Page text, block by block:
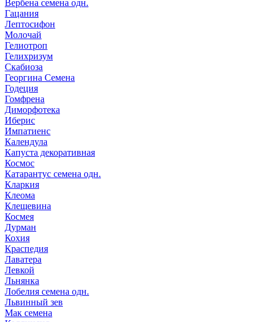
Вербена семена одн.
Гацания
Лептосифон
Молочай
Гелиотроп
Гелихризум
Скабиоза
Георгина Семена
Годеция
Гомфрена
Диморфотека
Иберис
Импатиенс
Календула
Капуста декоративная
Космос
Катарантус семена одн.
Кларкия
Клеома
Клещевина
Космея
Дурман
Кохия
Краспедия
Лаватера
Левкой
Льнянка
Лобелия семена одн.
Львинный зев
Мак семена